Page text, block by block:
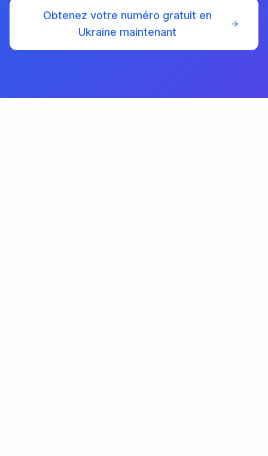
Obtenez votre numéro gratuit en
Ukraine maintenant